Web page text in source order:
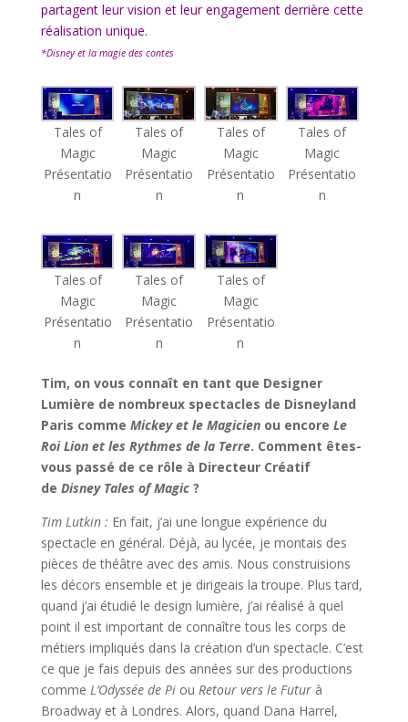
partagent leur vision et leur engagement derrière cette
réalisation unique.
*Disney et la magie des contes
Tales of
Magic
Présentatio
n
Tales of
Magic
Présentatio
n
Tales of
Magic
Présentatio
n
Tales of
Magic
Présentatio
n
Tales of
Magic
Présentatio
n
Tales of
Magic
Présentatio
n
Tales of
Magic
Présentatio
n
Tim, on vous connaît en tant que Designer
Lumière de nombreux spectacles de Disneyland
Paris comme Mickey et le Magicienou encore Le
Roi Lion et les Rythmes de la Terre. Comment êtes-
vous passé de ce rôle à Directeur Créatif
de Disney Tales of Magic?
Tim Lutkin : En fait, j’ai une longue expérience du
spectacle en général. Déjà, au lycée, je montais des
pièces de théâtre avec des amis. Nous construisions
les décors ensemble et je dirigeais la troupe. Plus tard,
quand j’ai étudié le design lumière, j’ai réalisé à quel
point il est important de connaître tous les corps de
métiers impliqués dans la création d’un spectacle. C’est
ce que je fais depuis des années sur des productions
comme L’Odyssée de Piou Retour vers le Futurà
Broadway et à Londres. Alors, quand Dana Harrel,